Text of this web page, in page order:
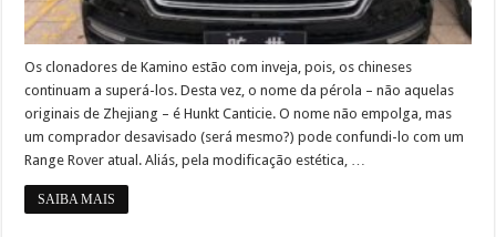
Os clonadores de Kamino estão com inveja, pois, os chineses
continuam a superá-los. Desta vez, o nome da pérola – não aquelas
originais de Zhejiang – é Hunkt Canticie. O nome não empolga, mas
um comprador desavisado (será mesmo?) pode confundi-lo com um
Range Rover atual. Aliás, pela modificação estética, …
SAIBA MAIS